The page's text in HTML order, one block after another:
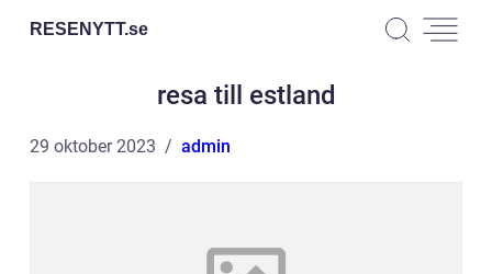
RESENYTT.se
resa till estland
29 oktober 2023 admin